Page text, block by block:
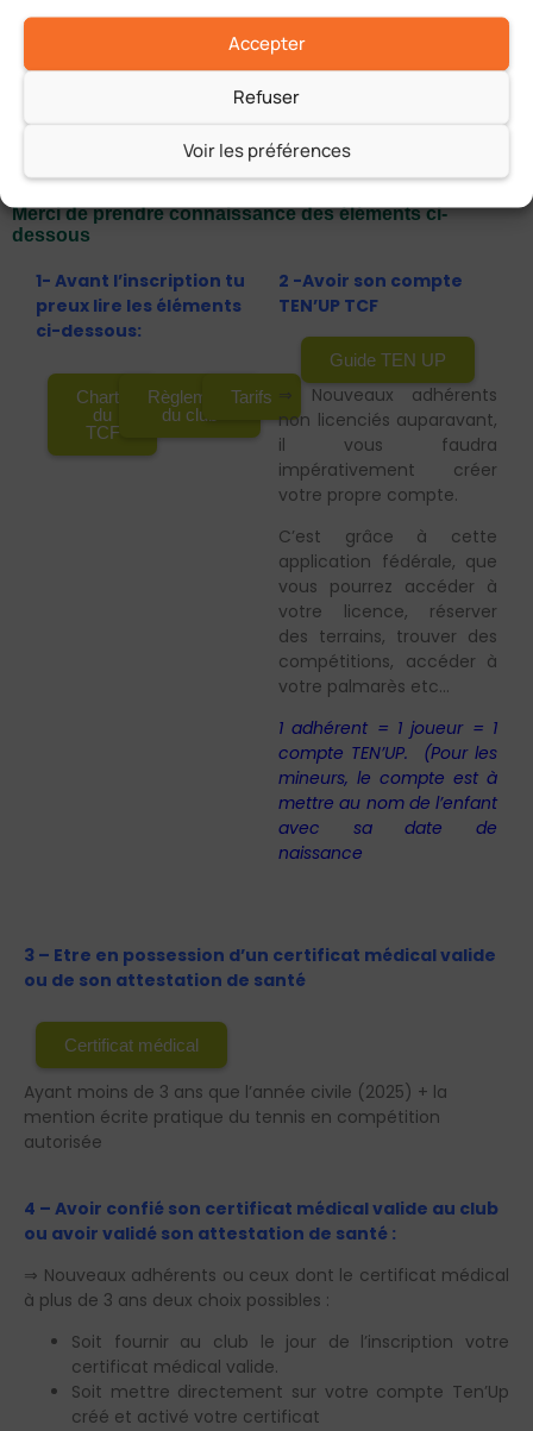
Accepter
Voir les préférences
règlement intérieur du TCF
Envoyer
Merci de prendre connaissance des éléments ci-
dessous
1- Avant l’inscription tu
preux lire les éléments
ci-dessous:
Charte
du
TCF
Règlement
du club
Tarifs
2 -Avoir son compte
TEN’UP TCF
Guide TEN UP
⇒ Nouveaux adhérents
non licenciés auparavant,
il vous faudra
impérativement créer
votre propre compte.
C’est grâce à cette
application fédérale, que
vous pourrez accéder à
votre licence, réserver
des terrains, trouver des
compétitions, accéder à
votre palmarès etc…
1 adhérent = 1 joueur = 1
compte TEN’UP. (Pour les
mineurs, le compte est à
mettre au nom de l’enfant
avec sa date de
naissance
3 – Etre en possession d’un certificat médical valide
ou de son attestation de santé
Certificat médical
Ayant moins de 3 ans que l’année civile (2025) + la
mention écrite pratique du tennis en compétition
autorisée
4 – Avoir confié son certificat médical valide au club
ou avoir validé son attestation de santé :
⇒ Nouveaux adhérents ou ceux dont le certificat médical
à plus de 3 ans deux choix possibles :
Soit fournir au club le jour de l’inscription votre
certificat médical valide.
Soit mettre directement sur votre compte Ten’Up
créé et activé votre certificat